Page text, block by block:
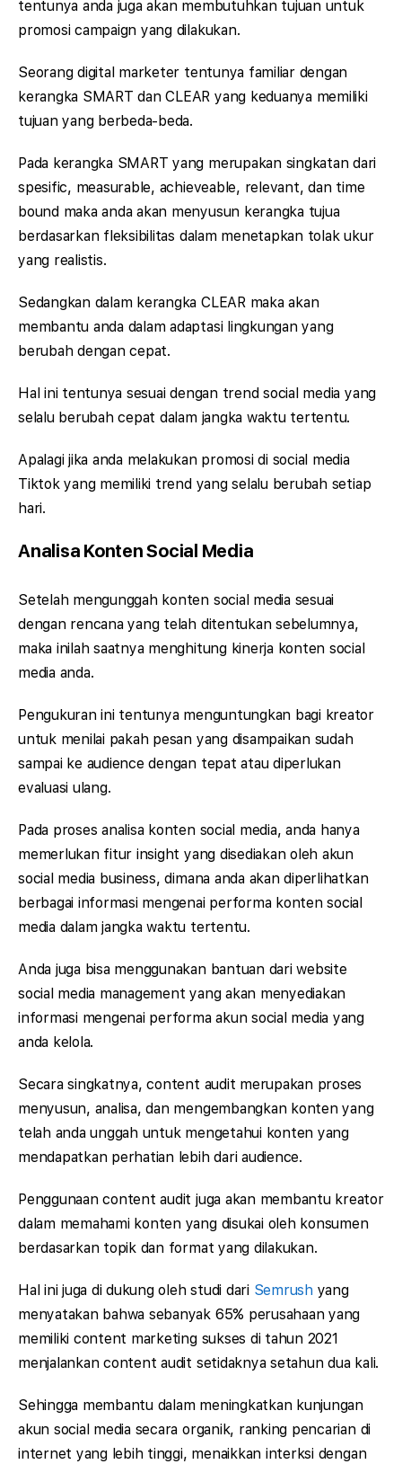
tentunya anda juga akan membutuhkan tujuan untuk
promosi campaign yang dilakukan.
Seorang digital marketer tentunya familiar dengan
kerangka SMART dan CLEAR yang keduanya memiliki
tujuan yang berbeda-beda.
Pada kerangka SMART yang merupakan singkatan dari
spesific, measurable, achieveable, relevant, dan time
bound maka anda akan menyusun kerangka tujua
berdasarkan fleksibilitas dalam menetapkan tolak ukur
yang realistis.
Sedangkan dalam kerangka CLEAR maka akan
membantu anda dalam adaptasi lingkungan yang
berubah dengan cepat.
Hal ini tentunya sesuai dengan trend social media yang
selalu berubah cepat dalam jangka waktu tertentu.
Apalagi jika anda melakukan promosi di social media
Tiktok yang memiliki trend yang selalu berubah setiap
hari.
Analisa Konten Social Media
Setelah mengunggah konten social media sesuai
dengan rencana yang telah ditentukan sebelumnya,
maka inilah saatnya menghitung kinerja konten social
media anda.
Pengukuran ini tentunya menguntungkan bagi kreator
untuk menilai pakah pesan yang disampaikan sudah
sampai ke audience dengan tepat atau diperlukan
evaluasi ulang.
Pada proses analisa konten social media, anda hanya
memerlukan fitur insight yang disediakan oleh akun
social media business, dimana anda akan diperlihatkan
berbagai informasi mengenai performa konten social
media dalam jangka waktu tertentu.
Anda juga bisa menggunakan bantuan dari website
social media management yang akan menyediakan
informasi mengenai performa akun social media yang
anda kelola.
Secara singkatnya, content audit merupakan proses
menyusun, analisa, dan mengembangkan konten yang
telah anda unggah untuk mengetahui konten yang
mendapatkan perhatian lebih dari audience.
Penggunaan content audit juga akan membantu kreator
dalam memahami konten yang disukai oleh konsumen
berdasarkan topik dan format yang dilakukan.
Hal ini juga di dukung oleh studi dari Semrush yang
menyatakan bahwa sebanyak 65% perusahaan yang
memiliki content marketing sukses di tahun 2021
menjalankan content audit setidaknya setahun dua kali.
Sehingga membantu dalam meningkatkan kunjungan
akun social media secara organik, ranking pencarian di
internet yang lebih tinggi, menaikkan interksi dengan